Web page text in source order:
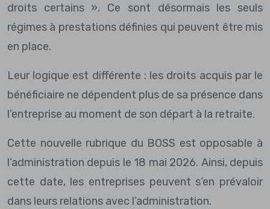
droits certains ». Ce sont désormais les seuls
régimes à prestations définies qui peuvent être mis
en place.
Leur logique est différente : les droits acquis par le
bénéficiaire ne dépendent plus de sa présence dans
l’entreprise au moment de son départ à la retraite.
Cette nouvelle rubrique du BOSS est opposable à
l’administration depuis le 18 mai 2026. Ainsi, depuis
cette date, les entreprises peuvent s’en prévaloir
dans leurs relations avec l’administration.